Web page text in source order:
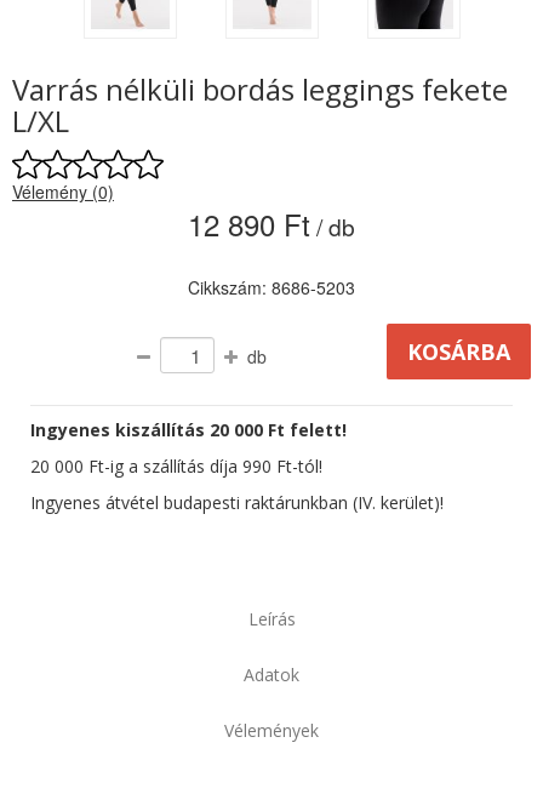
Varrás nélküli bordás leggings fekete
L/XL
Vélemény (0)
12 890 Ft / db
Cikkszám: 8686-5203
db
Ingyenes kiszállítás 20 000 Ft felett!
20 000 Ft-ig a szállítás díja 990 Ft-tól!
Ingyenes átvétel budapesti raktárunkban (IV. kerület)!
Leírás
Adatok
Vélemények